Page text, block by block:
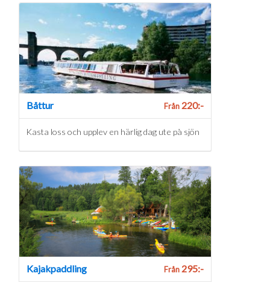
Båttur Från220:-
Kasta loss och upplev en härlig dag ute på sjön
Kajakpaddling Från295:-